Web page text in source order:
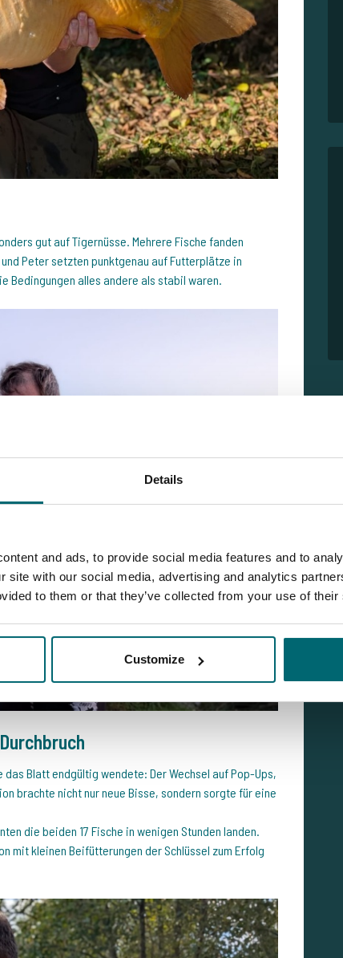
Details
and ads, to provide social media features and to
site with our social media, advertising and analytics
to them or that they’ve collected from your use of
Customize
gut auf Tigernüsse. Mehrere Fische fanden
Peter setzten punktgenau auf Futterplätze in
Bedingungen alles andere als stabil waren.
Blatt endgültig wendete: Der Wechsel auf Pop-Ups,
brachte nicht nur neue Bisse, sondern sorgte für eine
die beiden 17 Fische in wenigen Stunden landen.
mit kleinen Beifütterungen der Schlüssel zum Erfolg